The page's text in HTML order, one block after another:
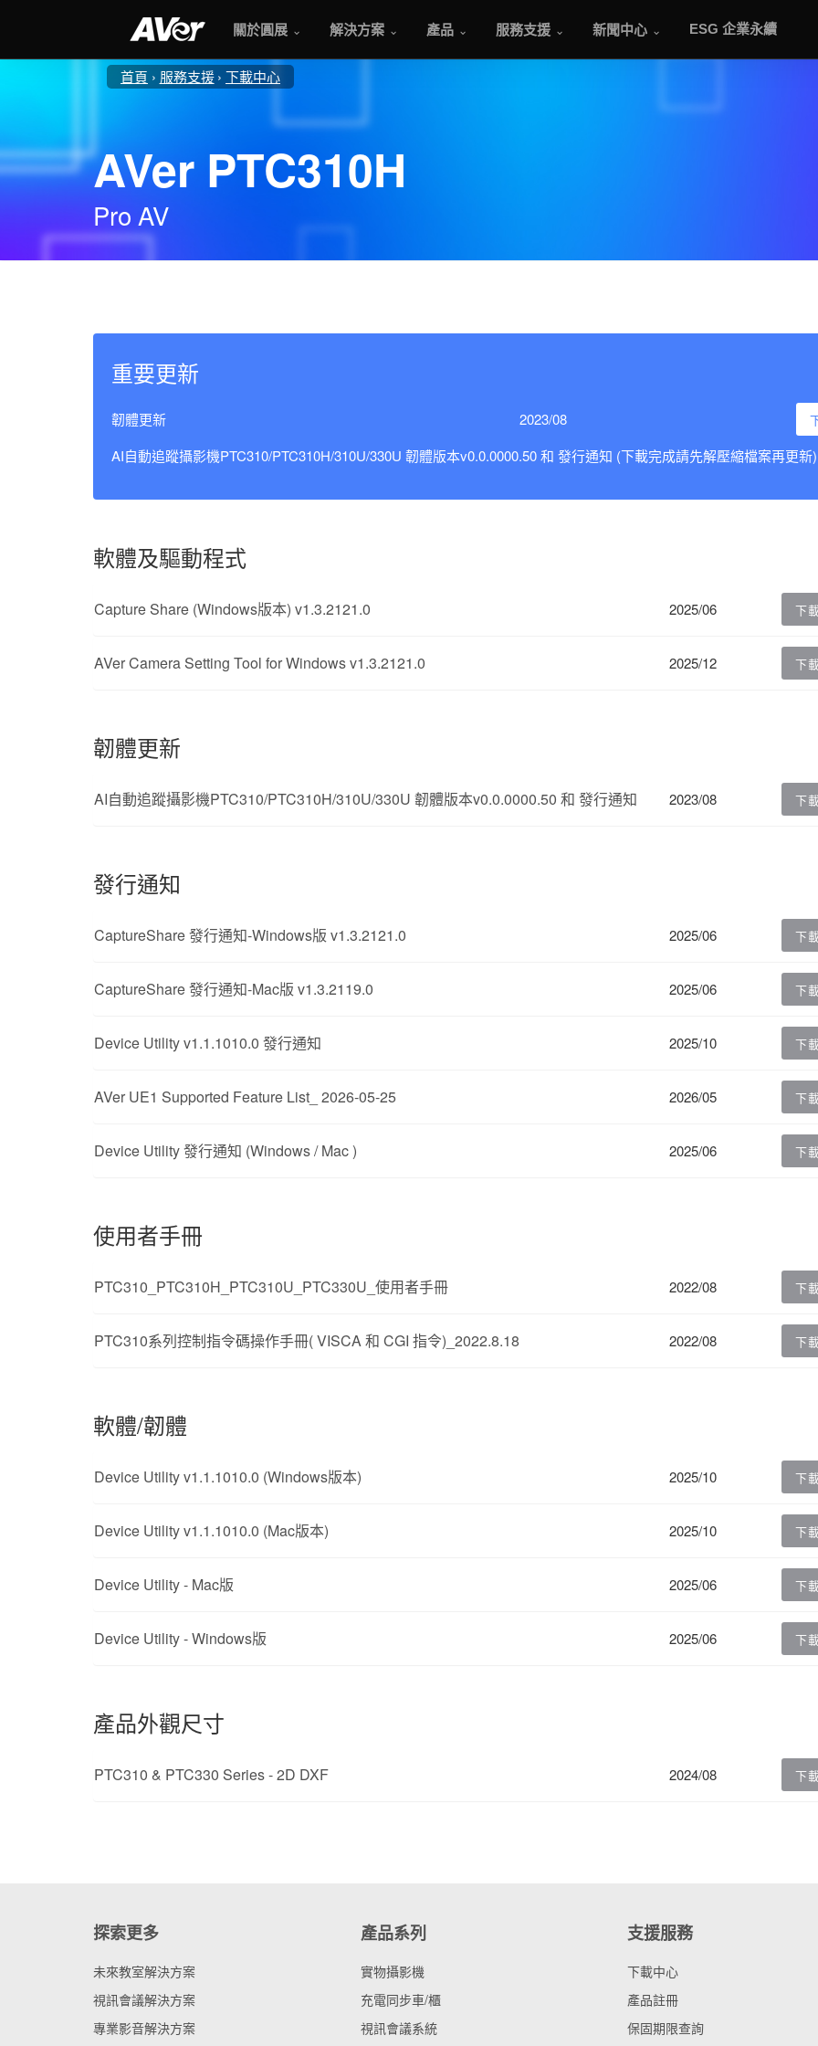
關於圓展 解決方案 產品 服務支援 新聞中心 ESG 企業永續
首頁 服務支援 下載中心
AVer PTC310H
Pro AV
重要更新
韌體更新 2023/08
AI自動追蹤攝影機PTC310/PTC310H/310U/330U 韌體版本v0.0.0000.50 和 發行通知 (下載完成請先解壓縮檔案再更新)
軟體及驅動程式
Capture Share (Windows版本) v1.3.2121.0 2025/06 下
AVer Camera Setting Tool for Windows v1.3.2121.0 2025/12 下
韌體更新
AI自動追蹤攝影機PTC310/PTC310H/310U/330U 韌體版本v0.0.0000.50 和 發行通知 2023/08 下
發行通知
CaptureShare 發行通知-Windows版 v1.3.2121.0 2025/06 下
CaptureShare 發行通知-Mac版 v1.3.2119.0 2025/06 下
Device Utility v1.1.1010.0 發行通知 2025/10 下
AVer UE1 Supported Feature List_ 2026-05-25 2026/05 下
Device Utility 發行通知 (Windows / Mac ) 2025/06 下
使用者手冊
PTC310_PTC310H_PTC310U_PTC330U_使用者手冊 2022/08 下
PTC310系列控制指令碼操作手冊( VISCA 和 CGI 指令)_2022.8.18 2022/08 下
軟體/韌體
Device Utility v1.1.1010.0 (Windows版本) 2025/10 下
Device Utility v1.1.1010.0 (Mac版本) 2025/10 下
Device Utility - Mac版 2025/06 下
Device Utility - Windows版 2025/06 下
產品外觀尺寸
PTC310 & PTC330 Series - 2D DXF 2024/08 下
探索更多
未來教室解決方案
視訊會議解決方案
專業影音解決方案
產品系列
實物攝影機
充電同步車/櫃
視訊會議系統
支援服務
下載中心
產品註冊
保固期限查詢